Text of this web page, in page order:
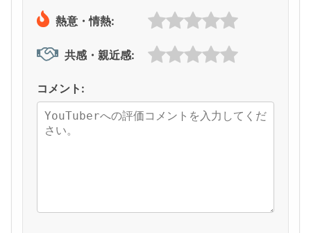
熱意・情熱:
共感・親近感:
コメント: